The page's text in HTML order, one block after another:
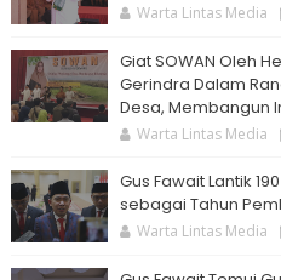
Warta Lintas Media
Giat SOWAN Oleh
Gerindra Dalam
Desa, Membangun
Warta Lintas Media
Gus Fawait Lantik
sebagai Tahun
Warta Lintas Media